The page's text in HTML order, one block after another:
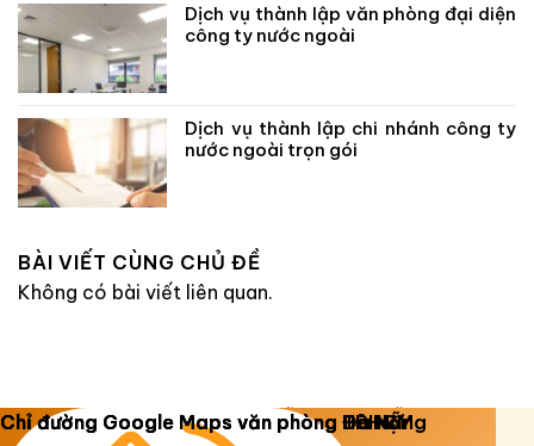
Dịch vụ thành lập văn phòng đại diện
công ty nước ngoài
Dịch vụ thành lập chi nhánh công ty
nước ngoài trọn gói
BÀI VIẾT CÙNG CHỦ ĐỀ
Không có bài viết liên quan.
Copyright 2026 © Luật Dương Gia